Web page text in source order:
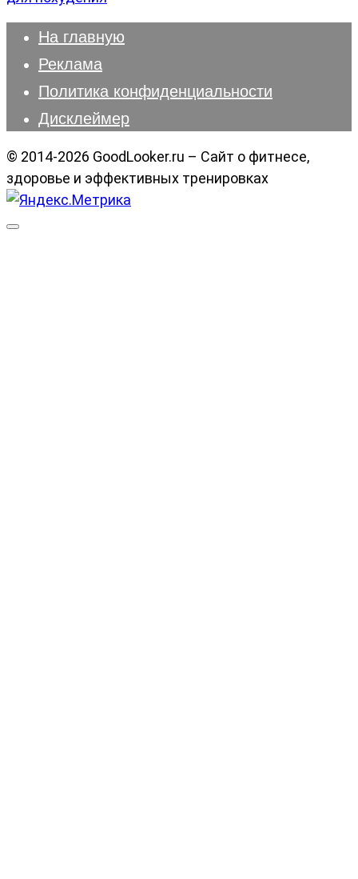
На главную
Реклама
Политика конфиденциальности
Дисклеймер
© 2014-2026 GoodLooker.ru – Сайт о фитнесе,
здоровье и эффективных тренировках